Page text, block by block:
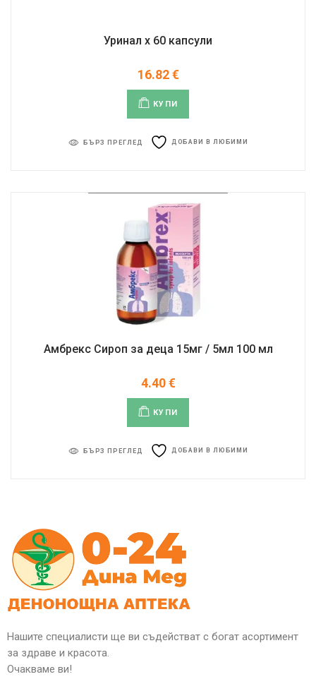
Уринал х 60 капсули
16.82€
КУПИ
БЪРЗ ПРЕГЛЕД ДОБАВИ В ЛЮБИМИ
Амбрекс Сироп за деца 15мг / 5мл 100 мл
4.40€
КУПИ
БЪРЗ ПРЕГЛЕД ДОБАВИ В ЛЮБИМИ
Нашите специалисти ще ви съдействат с богат асортимент
за здраве и красота.
Очакваме ви!